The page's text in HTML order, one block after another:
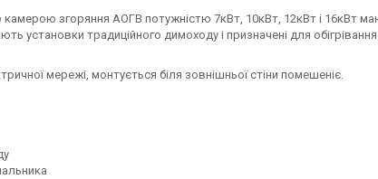
згоряння АОГВ потужністю 7кВт, 10кВт, 12кВт і 16кВт
установки традиційного димоходу і призначені для
мережі, монтується біля зовнішньої стіни помешеніє.